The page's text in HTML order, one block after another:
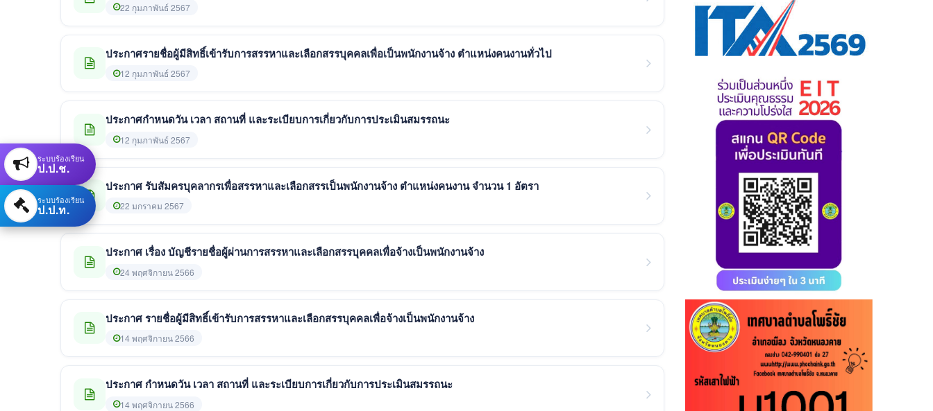
22 กุมภาพันธ์ 2567
ประกาศรายชื่อผู้มีสิทธิ์เข้ารับการสรรหาและเลือกสรรบุคคลเพื่อเป็นพนักงานจ้าง ตำแหน่งคนงานทั่วไป
12 กุมภาพันธ์ 2567
ประกาศกำหนดวัน เวลา สถานที่ และระเบียบการเกี่ยวกับการประเมินสมรรถนะ
12 กุมภาพันธ์ 2567
ประกาศ รับสัมครบุคลากรเพื่อสรรหาและเลือกสรรเป็นพนักงานจ้าง ตำแหน่งคนงาน จำนวน 1 อัตรา
22 มกราคม 2567
ประกาศ เรื่อง บัญชีรายชื่อผู้ผ่านการสรรหาและเลือกสรรบุคคลเพื่อจ้างเป็นพนักงานจ้าง
24 พฤศจิกายน 2566
ประกาศ รายชื่อผู้มีสิทธิ์เข้ารับการสรรหาและเลือกสรรบุคคลเพื่อจ้างเป็นพนักงานจ้าง
14 พฤศจิกายน 2566
ประกาศ กำหนดวัน เวลา สถานที่ และระเบียบการเกี่ยวกับการประเมินสมรรถนะ
14 พฤศจิกายน 2566
ระบบร้องเรียน
ป.ป.ช.
ระบบร้องเรียน
ป.ป.ท.